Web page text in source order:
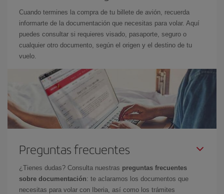
Cuando termines la compra de tu billete de avión, recuerda
informarte de la documentación que necesitas para volar. Aquí
puedes consultar si requieres visado, pasaporte, seguro o
cualquier otro documento, según el origen y el destino de tu
vuelo.
Preguntas frecuentes
¿Tienes dudas? Consulta nuestras preguntas frecuentes
sobre documentación: te aclaramos los documentos que
necesitas para volar con Iberia, así como los trámites